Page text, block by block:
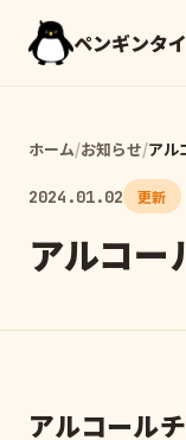
ペンギンタ
ホーム/お知らせ/アル
2024.01.02 更新
アルコー
アルコール